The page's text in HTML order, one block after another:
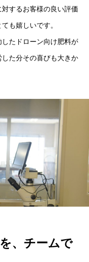
するお客様の良い評価
も嬉しいです。
たドローン向け肥料が
た分その喜びも大きか
、チームで